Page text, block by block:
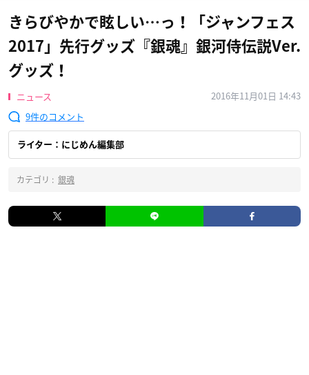
きらびやかで眩しい…っ！「ジャンフェス
2017」先行グッズ『銀魂』銀河侍伝説Ver.
グッズ！
ニュース
2016年11月01日 14:43
9
ライター：にじめん編集部
カテゴリ : 銀魂